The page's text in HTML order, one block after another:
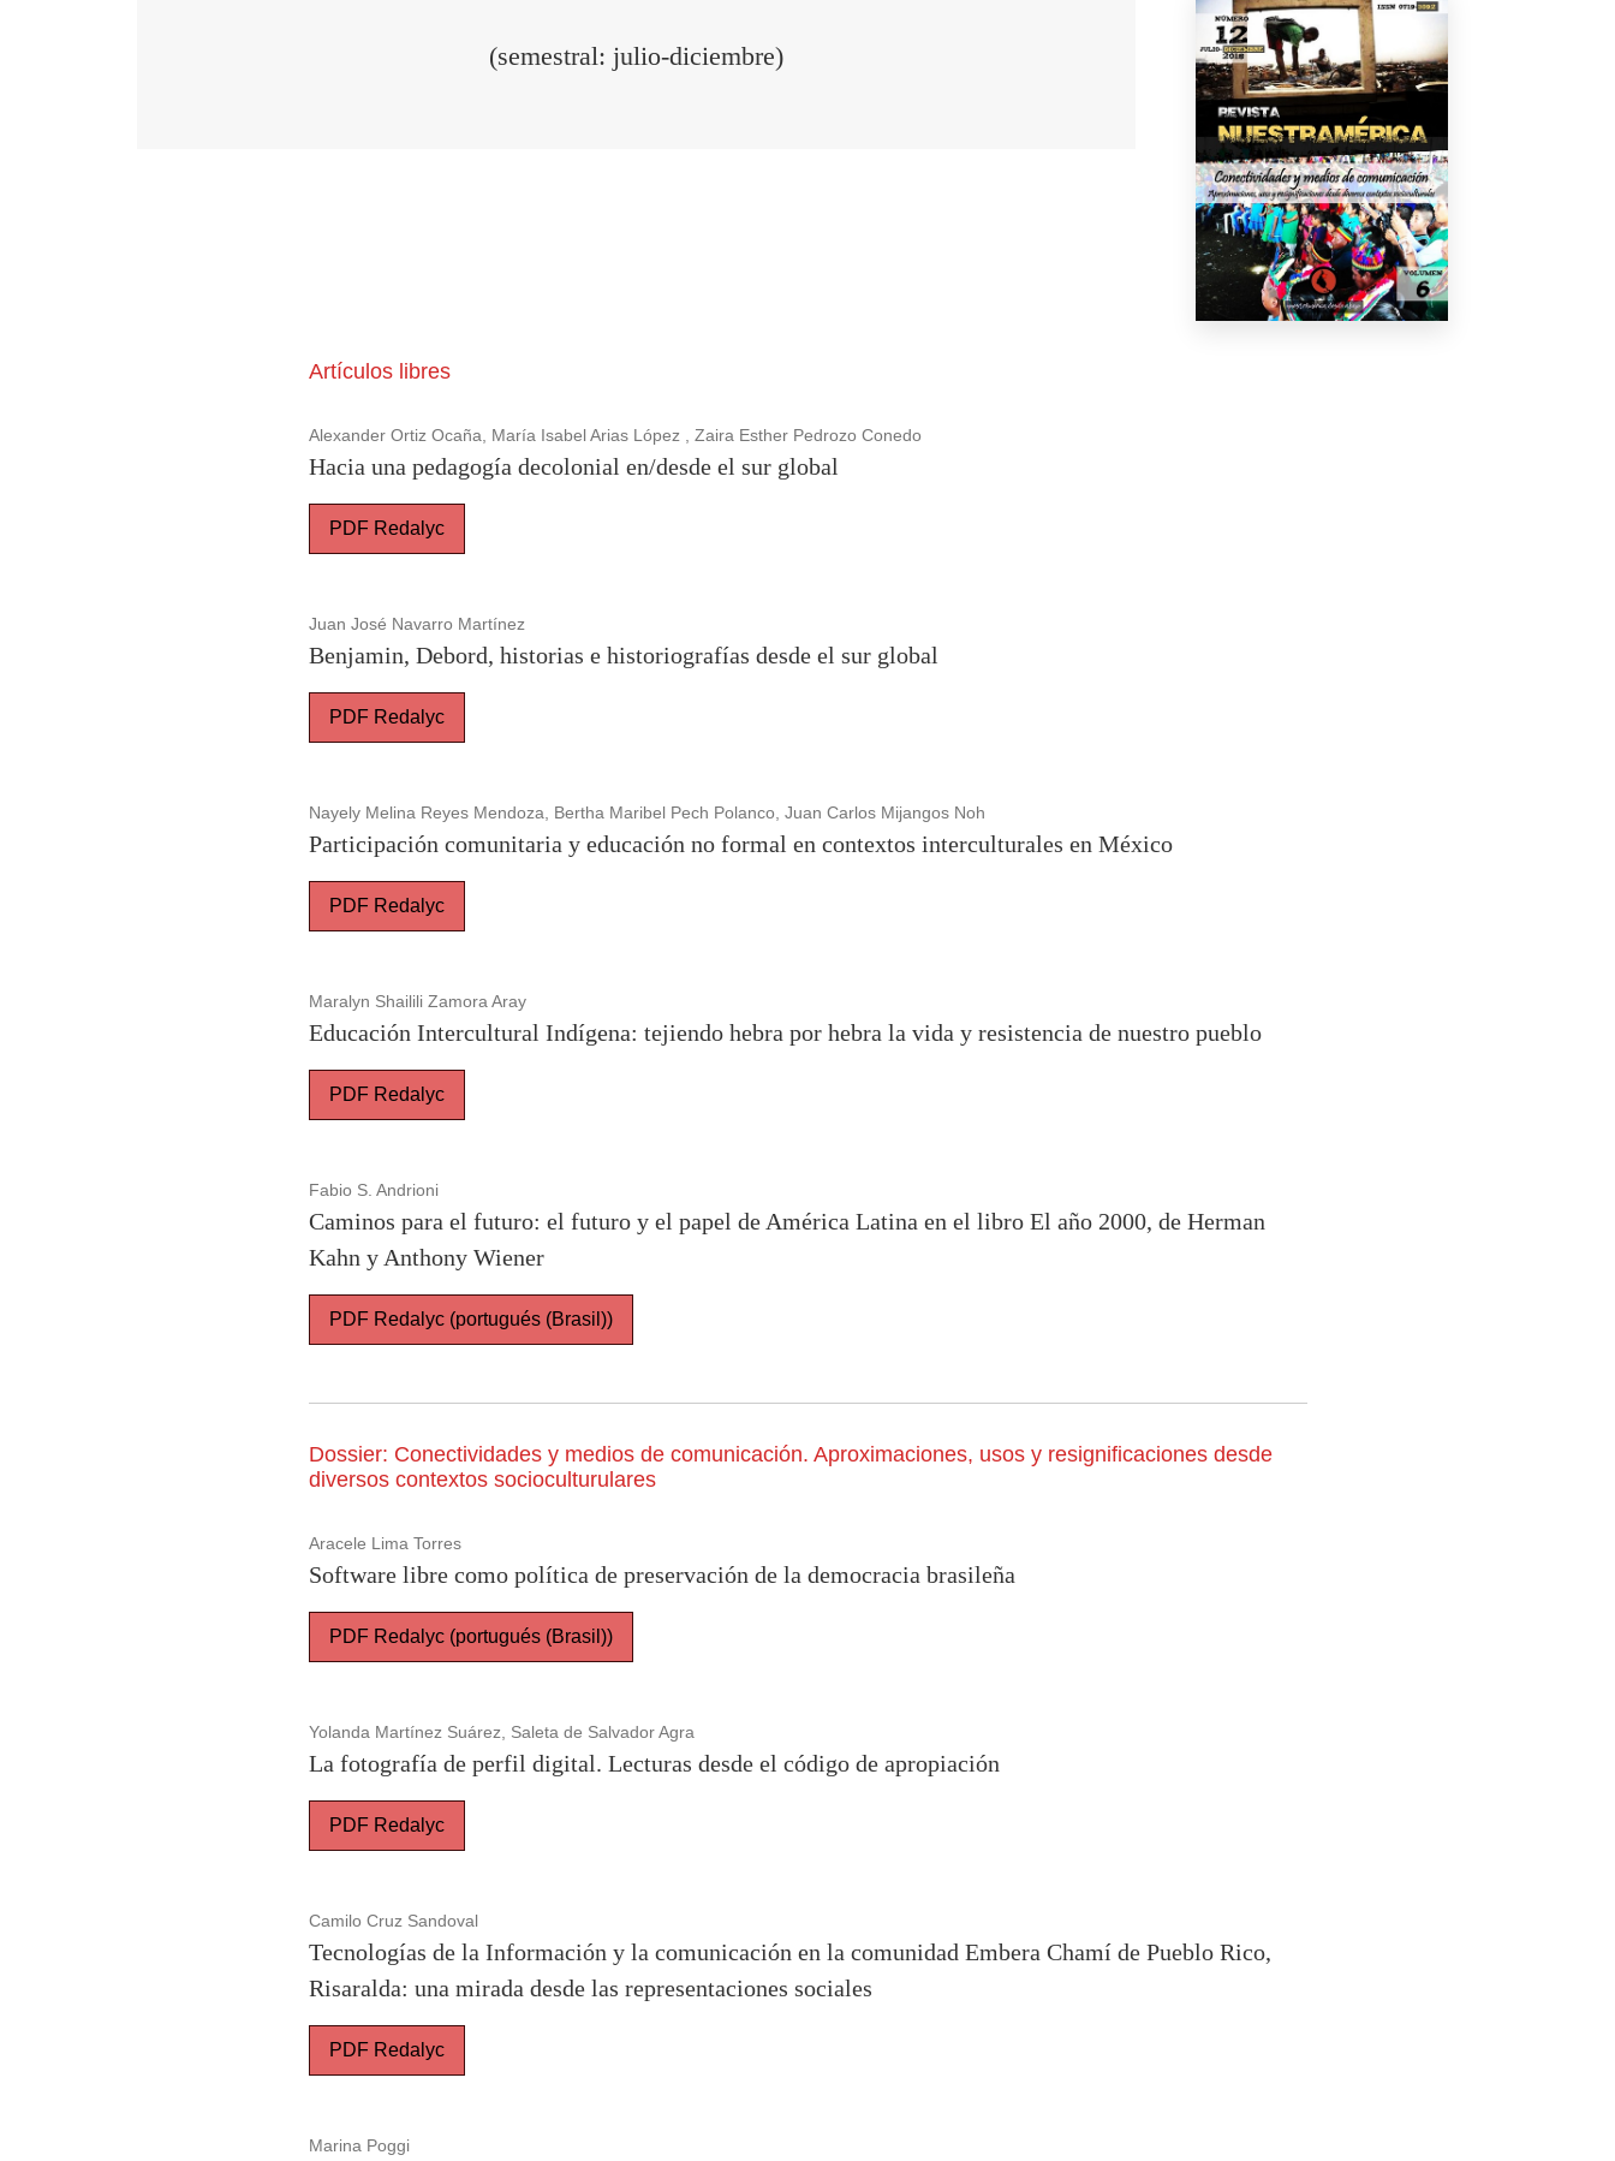
(semestral: julio-diciembre)
Artículos libres
Alexander Ortiz Ocaña, María Isabel Arias López , Zaira Esther Pedrozo Conedo
Hacia una pedagogía decolonial en/desde el sur global
PDF Redalyc
Juan José Navarro Martínez
Benjamin, Debord, historias e historiografías desde el sur global
PDF Redalyc
Nayely Melina Reyes Mendoza, Bertha Maribel Pech Polanco, Juan Carlos Mijangos Noh
Participación comunitaria y educación no formal en contextos interculturales en México
PDF Redalyc
Maralyn Shailili Zamora Aray
Educación Intercultural Indígena: tejiendo hebra por hebra la vida y resistencia de nuestro pueblo
PDF Redalyc
Fabio S. Andrioni
Caminos para el futuro: el futuro y el papel de América Latina en el libro El año 2000, de Herman
Kahn y Anthony Wiener
PDF Redalyc (portugués (Brasil))
Dossier: Conectividades y medios de comunicación. Aproximaciones, usos y resignificaciones desde
diversos contextos socioculturulares
Aracele Lima Torres
Software libre como política de preservación de la democracia brasileña
PDF Redalyc (portugués (Brasil))
Yolanda Martínez Suárez, Saleta de Salvador Agra
La fotografía de perfil digital. Lecturas desde el código de apropiación
PDF Redalyc
Camilo Cruz Sandoval
Tecnologías de la Información y la comunicación en la comunidad Embera Chamí de Pueblo Rico,
Risaralda: una mirada desde las representaciones sociales
PDF Redalyc
Marina Poggi